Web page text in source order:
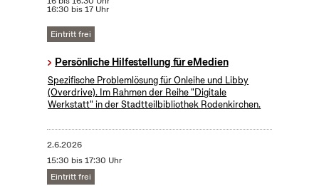
16:30 bis 17 Uhr
Eintritt frei
Persönliche Hilfestellung für eMedien
Spezifische Problemlösung für Onleihe und Libby
(Overdrive). Im Rahmen der Reihe "Digitale
Werkstatt" in der Stadtteilbibliothek Rodenkirchen.
2.6.2026
15:30 bis 17:30 Uhr
Eintritt frei